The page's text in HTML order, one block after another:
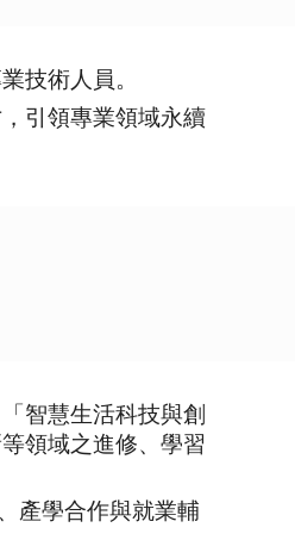
技術人員。
引領專業領域永續
智慧生活科技與創
領域之進修、學習
產學合作與就業輔